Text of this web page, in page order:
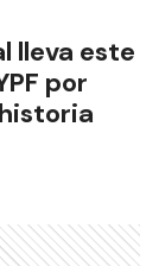
lleva este
por